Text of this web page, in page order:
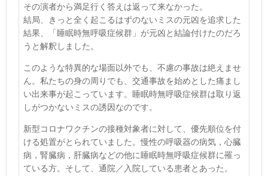
その演者から満足行く答えは返って来なかった。
結局、きっと全く起こるはずのないミスの元凶を追求した
結果、「睡眠時無呼吸症候群」が元凶と結論付けたのだろ
うと解釈しました。
このような特異的な場面以外でも、不慮の事故は絶えませ
ん。私たちの身の周りでも、交通事故を始めとした痛まし
い出来事が起こっています。睡眠時無呼吸症候群は取り返
しがつかないミスの誘因なのです。
新型コロナワクチンの接種対象者に対して、優先順位を付
ける処置がとられていました。慢性の呼吸器の病気，心臓
病，腎臓病，肝臓病などの他に睡眠時無呼吸症候群に罹っ
ている方。そして、通院／入院している患者とあった。